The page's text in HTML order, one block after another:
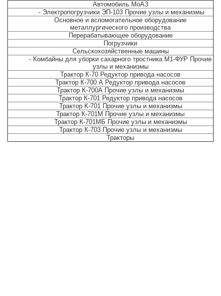
Автомобиль МоАЗ
- Электропогрузчики ЭП-103 Прочие узлы и механизмы
Основное и вспомогательное оборудование
металлургического производства
Перерабатывающее оборудование
Погрузчики
Сельскохозяйственные машины
- Комбайны для уборки сахарного тростника М1-ФУР Прочие
узлы и механизмы
Трактор К-70 Редуктор привода насосов
Трактор К-700 А Редуктор привода насосов
Трактор К-700А Прочие узлы и механизмы
Трактор К-701 Редуктор привода насосов
Трактор К-701 Прочие узлы и механизмы
Трактор К-701М Прочие узлы и механизмы
Трактор К-701МБ Прочие узлы и механизмы
Трактор К-703 Прочие узлы и механизмы
Тракторы